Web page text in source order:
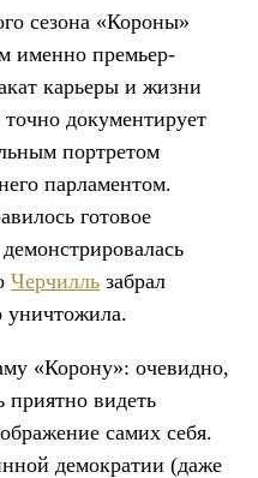
сезона «Короны»
именно премьер-
карьеры и жизни
документирует
портретом
парламентом.
готовое
Черчилль забрал
уничтожила.
«Корону»: очевидно,
приятно видеть
самих себя.
демократии (даже